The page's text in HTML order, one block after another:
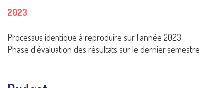
2023
Processus identique à reproduire sur l'année 2023
Phase d'évaluation des résultats sur le dernier semestre